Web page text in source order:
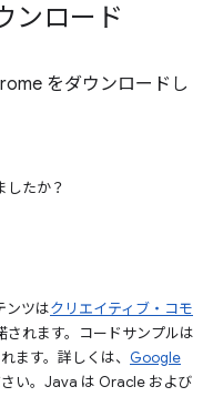
ンロード
をダウンロードし
したか？
ンツはクリエイティブ・コモ
されます。コードサンプルは
ます。詳しくは、 Google
い。Java は Oracle および